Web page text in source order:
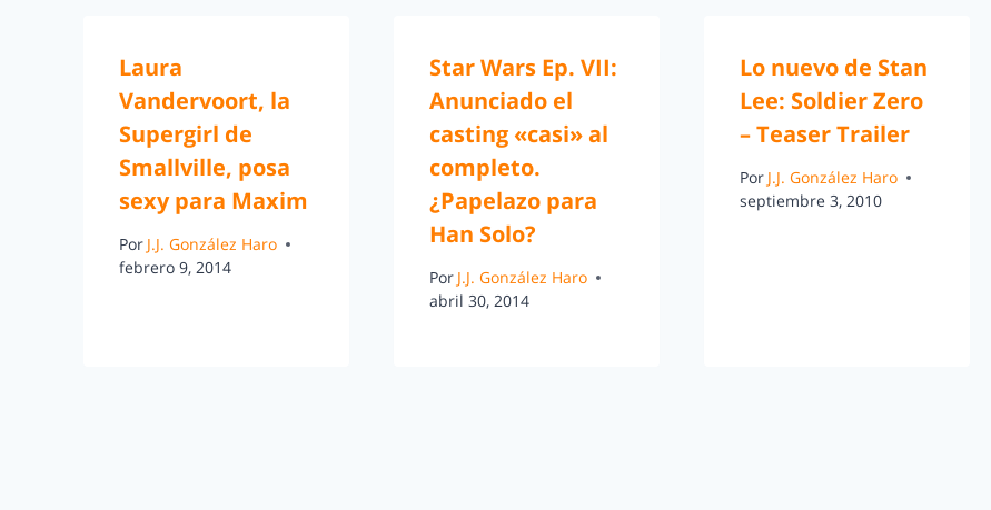
Laura
Vandervoort, la
Supergirl de
Smallville, posa
sexy para Maxim
Por J.J. González Haro
febrero 9, 2014
Star Wars Ep. VII:
Anunciado el
casting «casi» al
completo.
¿Papelazo para
Han Solo?
Por J.J. González Haro
abril 30, 2014
Lo nuevo de Stan
Lee: Soldier Zero
– Teaser Trailer
Por J.J. González Haro
septiembre 3, 2010